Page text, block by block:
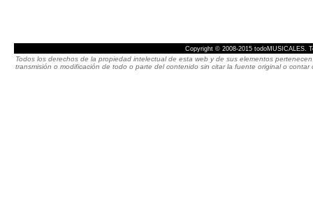
Copyright © 2008-2015 todoMUSICALES.
Todos los derechos de la propiedad intelectual de esta web y de sus elementos
transmisión o modificación de todo o parte del contenido sin citar la fuente original o